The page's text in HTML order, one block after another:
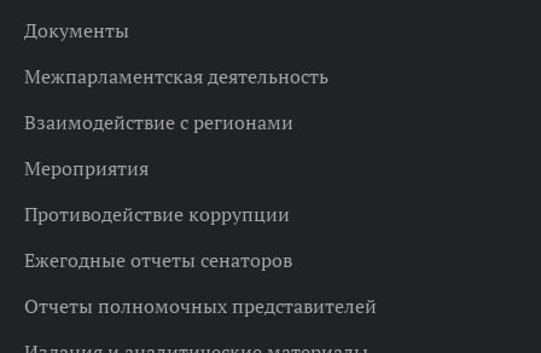
Документы
Межпарламентская деятельность
Взаимодействие с регионами
Мероприятия
Противодействие коррупции
Ежегодные отчеты сенаторов
Отчеты полномочных представителей